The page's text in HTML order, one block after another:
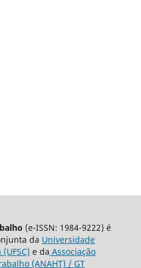
(e-ISSN: 1984-9222) é
da Universidade
e da Associação
(ANAHT) / GT